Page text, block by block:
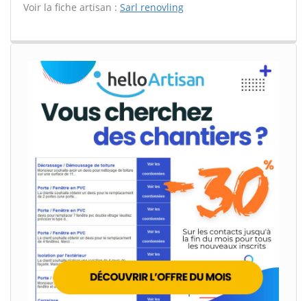
Voir la fiche artisan : Sarl renovling